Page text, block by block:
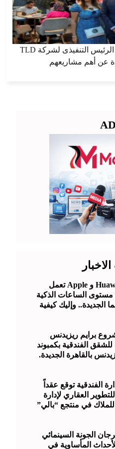
لقاء مع الأستاذ عمر الطيبي الرئيس التنفيذى لشركة TLD
شركتا Huawei و Apple تعمل
الساعات الذكية
الجديدة.. وإليك كيفية
برايم ريزيدنس
للشقق الفندقية بكمبوند
بالقاهرة الجديدة.
الفندقية توقع عقداً
العقاري لإدارة
للملاك في منتجع “بالي”
الجونة السينمائي
المأساوية في